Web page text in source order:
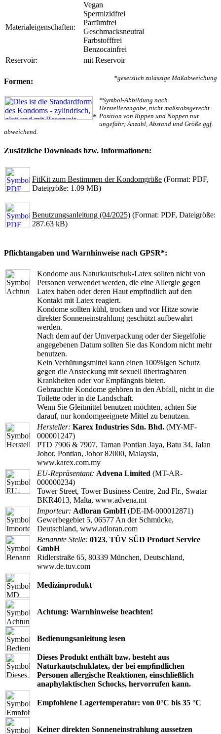
Materialeigenschaften:
Vegan
Spermizidfrei
Parfümfrei
Geschmacksneutral
Farbstofffrei
Benzocainfrei
Reservoir:
mit Reservoir
*gesetzlich zulässige Maßabweichung
Formen:
*
*Symbol-Abbildung nach
Herstellerangabe, nicht maßstabsgerecht.
Position von Rippen und Noppen nur
ungefähr; Anzahl, Abstand und Größe ggf.
abweichend.
Zusätzliche Downloads bzw. Informationen:
FitKit zum Bestimmen der Kondomgröße (Format: PDF,
Dateigröße: 1.09 MB)
Benutzungsanleitung (04/2025) (Format: PDF, Dateigröße:
287.63 kB)
Pflichtangaben und Warnhinweise nach GPSR*:
Kondome aus Naturkautschuk-Latex sollten nicht von
Personen verwendet werden, die eine Allergie gegen
Latex haben oder deren Haut empfindlich auf den
Kontakt mit Latex reagiert.
Kondome sollten kühl, trocken und vor Hitze sowie
direkter Sonneneinstrahlung geschützt aufbewahrt
werden.
Nach dem auf der Umverpackung oder der Siegelfolie
angegebenen Datum sollten Sie das Kondom nicht mehr
benutzen.
Kein Verhütungsmittel kann einen 100%igen Schutz
gegen die Ansteckung mit sexuell übertragbaren
Krankheiten oder vor Empfängnis bieten.
Gebrauchte Kondome gehören in den Abfall, nicht in die
Toilette oder in die Landschaft.
Wenn Sie Gleitmittel benutzen möchten, achten Sie
darauf, nur kondomgeeignete Mittel zu benutzen.
Hersteller: Karex Industries Sdn. Bhd. (MY-MF-
000001247)
PTD 7906 & 7907, Taman Pontian Jaya, Batu 34, Jalan
Johor, Pontian, Johor 82000, Malaysia,
www.karex.com.my
EU-Repräsentant: Advena Limited (MT-AR-
000000234)
Tower Street, Tower Business Centre, 2nd Flr., Swatar
BKR4013, Malta, www.advena.mt
Importeur: Adloran GmbH(DE-IM-000012871)
Gewerbegebiet 5, 06577 An der Schmücke,
Deutschland, www.adloran.com
Benannte Stelle: 0123, TÜV SÜD Product Service
GmbH
Ridlerstraße 65, 80339 München, Deutschland,
www.de.tuv.com
Medizinprodukt
Achtung: Warnhinweise beachten!
Bedienungsanleitung lesen
Dieses Produkt enthält bzw. besteht aus
Naturkautschuklatex, der bei empﬁndlichen
Personen allergische Reaktionen, einschließlich
anaphylaktischen Schocks, hervorrufen kann.
Empfohlene Lagertemperatur: von 0°C bis 35 °C
Keiner direkten Sonneneinstrahlung aussetzen